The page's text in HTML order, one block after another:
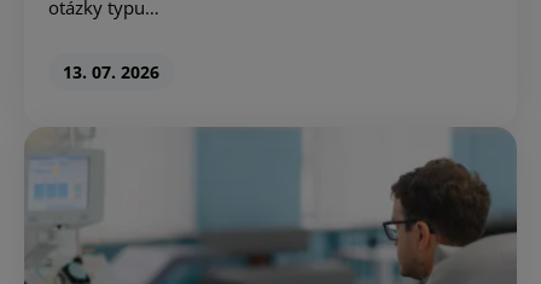
otázky typu…
13. 07. 2026